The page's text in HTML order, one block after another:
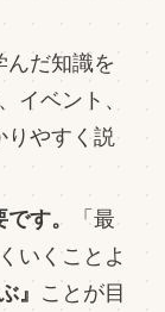
んだ知識を
イベント、
やすく説
す。
「最
いくことよ
』 ことが目